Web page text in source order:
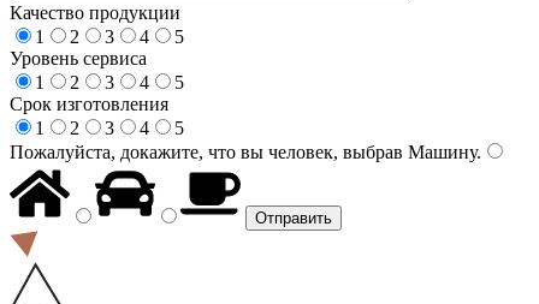
Качество продукции
1
2 3 4
5
Уровень сервиса
1
2 3 4
5
Срок изготовления
1
2 3 4
5
Пожалуйста, докажите, что вы человек, выбрав Машину.